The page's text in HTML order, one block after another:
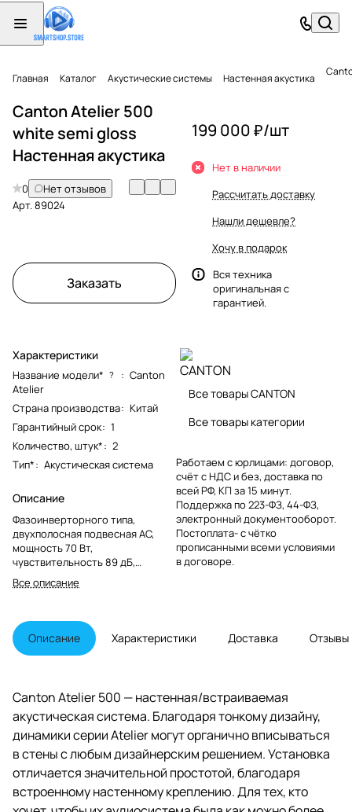
Главная Каталог Акустические системы Настенная акустика
Canton Atelier 500
white semi gloss
Настенная акустика
0
Нет отзывов
Арт.89024
Заказать
Характеристики
Название модели* ? : Canton
Atelier
Страна производства: Китай
Гарантийный срок: 1
Количество, штук*: 2
Тип*: Акустическая система
Описание
Фазоинверторного типа,
двухполосная подвесная АС,
мощность 70 Вт,
чувствительность 89 дБ,
импеданс 4 - 8 Ом, диапазон
частот 40-40000 Гц, цвет белый.
Все описание
199 000 ₽/шт
Нет в наличии
Рассчитать доставку
Нашли дешевле?
Хочу в подарок
Вся техника
оригинальная с
гарантией.
Все товары CANTON
Все товары категории
Работаем с юрлицами: договор,
счёт с НДС и без, доставка по
всей РФ, КП за 15 минут.
Поддержка по 223-ФЗ, 44-ФЗ,
электронный документооборот.
Постоплата- с чётко
прописанными всеми условиями
в договоре.
Описание Характеристики Доставка Отзывы
Canton Atelier 500 — настенная/встраиваемая
акустическая система. Благодаря тонкому дизайну,
динамики серии Atelier могут органично вписываться
в стены с любым дизайнерским решением. Установка
отличается значительной простотой, благодаря
встроенному настенному креплению. Для тех, кто